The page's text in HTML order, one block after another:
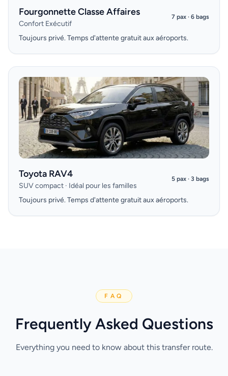
Fourgonnette Classe Affaires
Confort Exécutif
7 pax · 6 bags
Toujours privé. Temps d'attente gratuit aux aéroports.
Toyota RAV4
SUV compact · Idéal pour les familles
5 pax · 3 bags
Toujours privé. Temps d'attente gratuit aux aéroports.
FAQ
Frequently Asked Questions
Everything you need to know about this transfer route.